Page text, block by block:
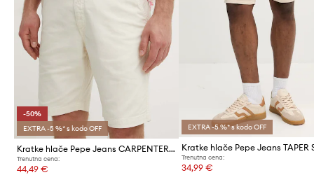
-50%
EXTRA -5 %* s kodo OFF
Kratke hlače Pepe Jeans CARPENTER SHORT
Trenutna cena:
44,49 €
EXTRA -5 %* s kodo OFF
Trenutna cena:
34,99 €